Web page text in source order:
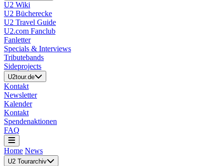
U2 Wiki
U2 Bücherecke
U2 Travel Guide
U2.com Fanclub
Fanletter
Specials & Interviews
Tributebands
Sideprojects
U2tour.de
Kontakt
Newsletter
Kalender
Kontakt
Spendenaktionen
FAQ
Home News
U2 Tourarchiv